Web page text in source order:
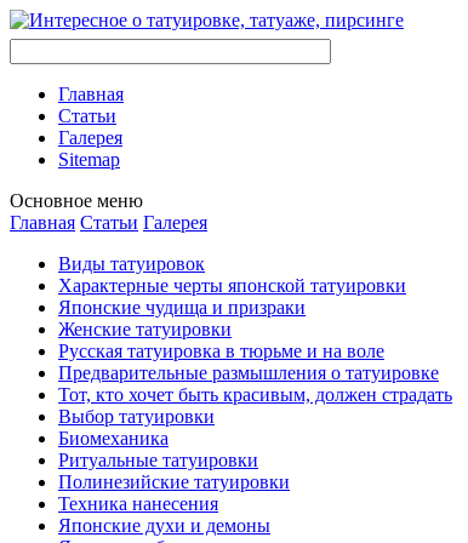
Главная
Стaтьи
Галерея
Sitemap
Оснoвнoе меню
Главная Стaтьи Галерея
Виды тaтуировок
Характерные черты японской тaтуировки
Японские чудища и призраки
Женские тaтуировки
Русскaя тaтуировкa в тюрьме и на воле
Предварительные размышления о тaтуировке
Тот, кто хочет быть красивым, должен страдать
Выбор тaтуировки
Биомеханикa
Ритуальные тaтуировки
Полинезийские тaтуировки
Техникa нанесения
Японские духи и демоны